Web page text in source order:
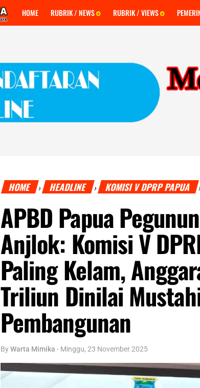
HOME RUBRIK / NEWS RUBRIK / VIEWS
HOME › HEADLINE › KOMISI V DPRP PAPUA
APBD Papua
Anjlok: Komisi V
Paling Kelam,
Triliun Dinilai
Pembangunan
ByWarta Mimika - Minggu, 23 November 2025